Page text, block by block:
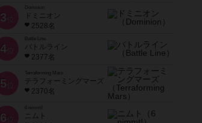
3 位
ドミニオン
2528名
4位
Battle Line
バトルライン
2377名
5 位
Terraforming Mars
テラフォーミングマーズ
2370名
6 位
ニムト